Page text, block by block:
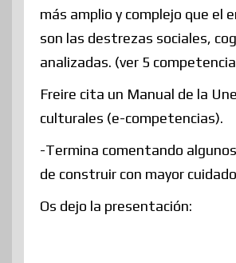
más amplio y complejo que el
son las destrezas sociales,
analizadas. (ver 5
Freire cita un Manual de la
culturales (e-competencias).
-Termina comentando
de construir con mayor
Os dejo la presentación: